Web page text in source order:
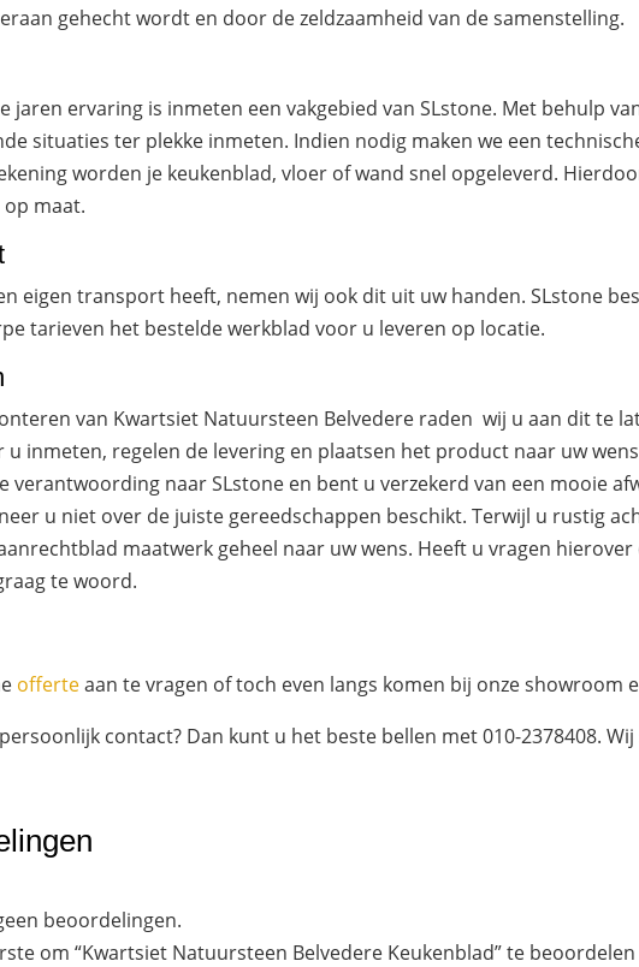
gehecht wordt en door de zeldzaamheid van de samenstelling.
jaren ervaring is inmeten een vakgebied van SLstone. Met behulp
situaties ter plekke inmeten. Indien nodig maken we een
worden je keukenblad, vloer of wand snel opgeleverd.
maat.
eigen transport heeft, nemen wij ook dit uit uw handen. SLstone
tarieven het bestelde werkblad voor u leveren op locatie.
van Kwartsiet Natuursteen Belvedere raden wij u aan dit te
u inmeten, regelen de levering en plaatsen het product naar uw
verantwoording naar SLstone en bent u verzekerd van een mooie
u niet over de juiste gereedschappen beschikt. Terwijl u rustig
maatwerk geheel naar uw wens. Heeft u vragen
te woord.
offerteaan te vragen of toch even langs komen bij onze showroom
contact? Dan kunt u het beste bellen met 010-2378408.
beoordelingen.
om “Kwartsiet Natuursteen Belvedere Keukenblad” te beoordelen